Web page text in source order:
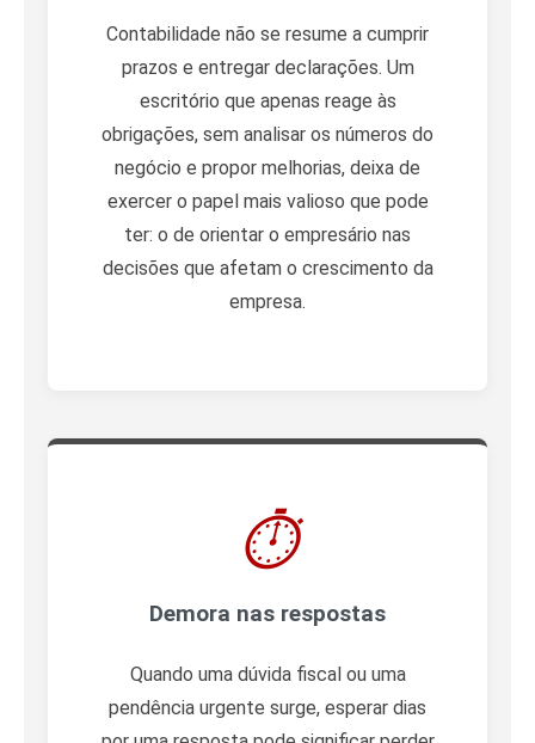
Contabilidade não se resume a cumprir
prazos e entregar declarações. Um
escritório que apenas reage às
obrigações, sem analisar os números do
negócio e propor melhorias, deixa de
exercer o papel mais valioso que pode
ter: o de orientar o empresário nas
decisões que afetam o crescimento da
empresa.
⏱️
Demora nas respostas
Quando uma dúvida fiscal ou uma
pendência urgente surge, esperar dias